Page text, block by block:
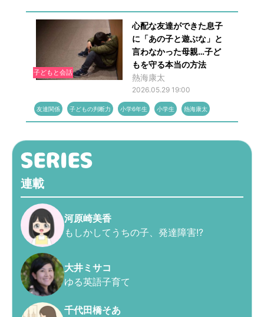
子どもと会話
心配な友達ができた息子
に「あの子と遊ぶな」と
言わなかった母親…子ど
もを守る本当の方法
熱海康太
2026.05.29 19:00
友達関係 子どもの判断力 小学6年生 小学生 熱海康太
連載
河原崎美香
もしかしてうちの子、発達障害!?
大井ミサコ
ゆる英語子育て
千代田橋そあ